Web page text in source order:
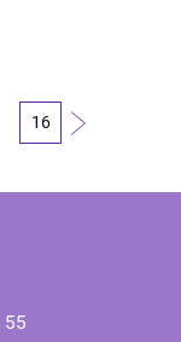
16